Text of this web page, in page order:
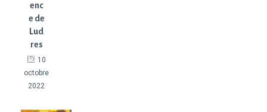
enc
e de
Lud
res
10
octobre
2022